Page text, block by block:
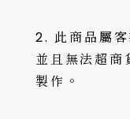
2. 此商品屬客
並且無法超商
製作。